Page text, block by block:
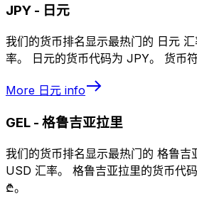
JPY - 日元
我们的货币排名显示最热门的 日元
率。 日元的货币代码为 JPY。 货币符
More 日元 info
GEL - 格鲁吉亚拉里
我们的货币排名显示最热门的 格鲁吉
USD 汇率。 格鲁吉亚拉里的货币代
₾。